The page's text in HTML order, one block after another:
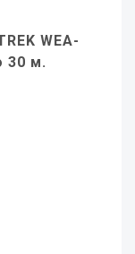
WEA-
30 м.